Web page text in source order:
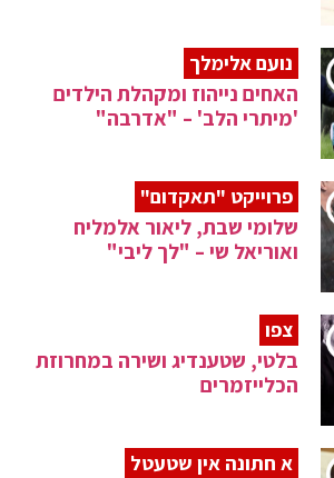
נועם אלימלך
האחים נייהוז ומקהלת הילדים
'מיתרי הלב' – "אדרבה"
פרוייקט "תאקדום"
שלומי שבת, ליאור אלמליח
ואוריאל שי – "לך ליבי"
צפו
בלטי, שטענדיג ושירה במחרוזת
הכלייזמרים
א חתונה אין שטעטל